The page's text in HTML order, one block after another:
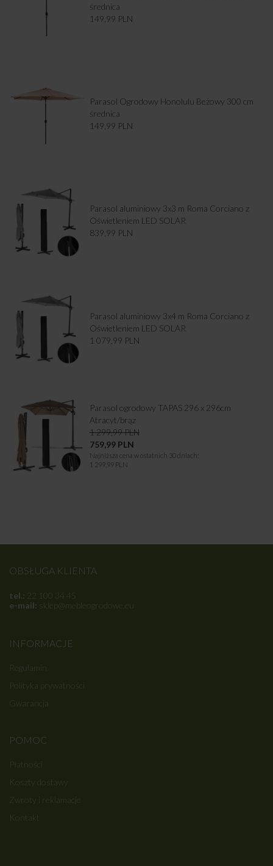
średnica
149,99 PLN
Parasol Ogrodowy Honolulu Beżowy 300 cm
średnica
149,99 PLN
Parasol aluminiowy 3x3 m Roma Corciano z
Oświetleniem LED SOLAR
839,99 PLN
Parasol aluminiowy 3x4 m Roma Corciano z
Oświetleniem LED SOLAR
1 079,99 PLN
Parasol ogrodowy TAPAS 296 x 296cm
Atracyt/brąz
1 299,99PLN
759,99 PLN
Najniższa cena w ostatnich 30 dniach:
1 299,99 PLN
OBSŁUGA KLIENTA
tel.: 22 100 34 45
e-mail: sklep@mebleogrodowe.eu
INFORMACJE
Regulamin
Polityka prywatności
Gwarancja
POMOC
Płatności
Koszty dostawy
Zwroty i reklamacje
Kontakt